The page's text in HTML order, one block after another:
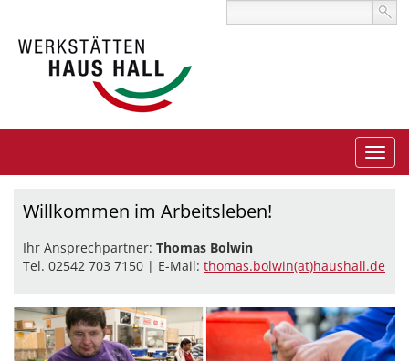
Willkommen im Arbeitsleben!
Ihr Ansprechpartner: Thomas Bolwin
Tel. 02542 703 7150 | E-Mail: thomas.bolwin(at)haushall.de